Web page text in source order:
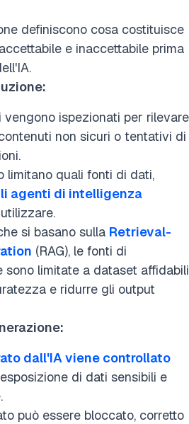
definiscono cosa costituisce
e inaccettabile prima
ispezionati per rilevare
non sicuri o tentativi di
limitano quali fonti di dati,
agenti di intelligenza
si basano sulla Retrieval-
(RAG), le fonti di
sono limitate a dataset affidabili
e ridurre gli output
dall'IA viene controllato
di dati sensibili e
può essere bloccato, corretto